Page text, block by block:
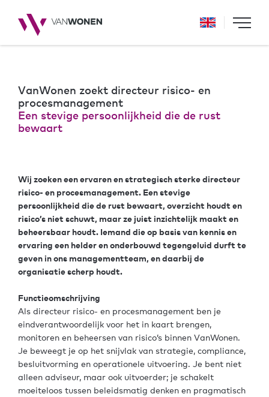
VanWonen zoekt directeur risico- en
procesmanagement
Een stevige persoonlijkheid die de rust
bewaart
Wij zoeken een ervaren en strategisch sterke directeur
risico- en procesmanagement. Een stevige
persoonlijkheid die de rust bewaart, overzicht houdt en
risico’s niet schuwt, maar ze juist inzichtelijk maakt en
beheersbaar houdt. Iemand die op basis van kennis en
ervaring een helder en onderbouwd tegengeluid durft te
geven in ons managementteam, en daarbij de
organisatie scherp houdt.
Functieomschrijving
Als directeur risico- en procesmanagement ben je
eindverantwoordelijk voor het in kaart brengen,
monitoren en beheersen van risico’s binnen VanWonen.
Je beweegt je op het snijvlak van strategie, compliance,
besluitvorming en operationele uitvoering. Je bent niet
alleen adviseur, maar ook uitvoerder; je schakelt
moeiteloos tussen beleidsmatig denken en pragmatisch